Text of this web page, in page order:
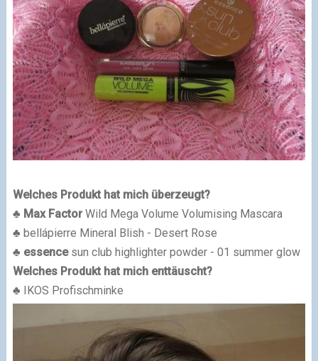
Welches Produkt hat mich überzeugt?
♣ Max FactorWild Mega Volume Volumising Mascara
♣ bellápierre Mineral Blish - Desert Rose
♣ essencesun club highlighter powder - 01 summer glow
Welches Produkt hat mich enttäuscht?
♣ IKOS Profischminke